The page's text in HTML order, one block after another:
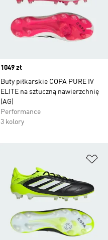
Price
1049 zł
Buty piłkarskie COPA PURE IV
ELITE na sztuczną nawierzchnię
(AG)
Performance
3 kolory